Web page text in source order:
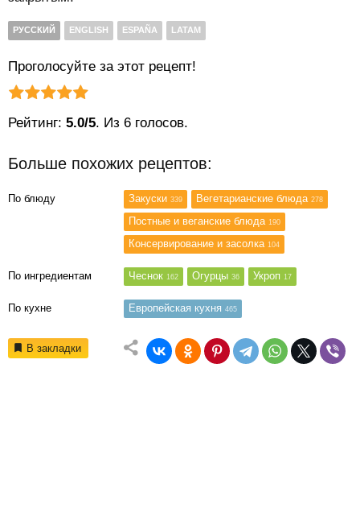
РУССКИЙ ENGLISH ESPAÑA LATAM
Проголосуйте за этот рецепт!
Рейтинг статьи:
Рейтинг: 5.0/5. Из 6 голосов.
Больше похожих рецептов:
По блюду Закуски 339 Вегетарианские блюда 278
Постные и веганские блюда 190
Консервирование и засолка 104
По ингредиентам Чеснок 162 Огурцы 36 Укроп 17
По кухне Европейская кухня 465
В закладки